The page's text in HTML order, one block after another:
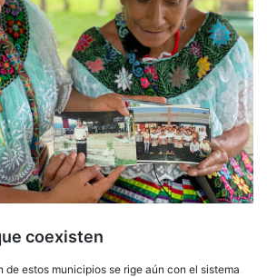
coexisten
de estos municipios se rige aún con el sistema